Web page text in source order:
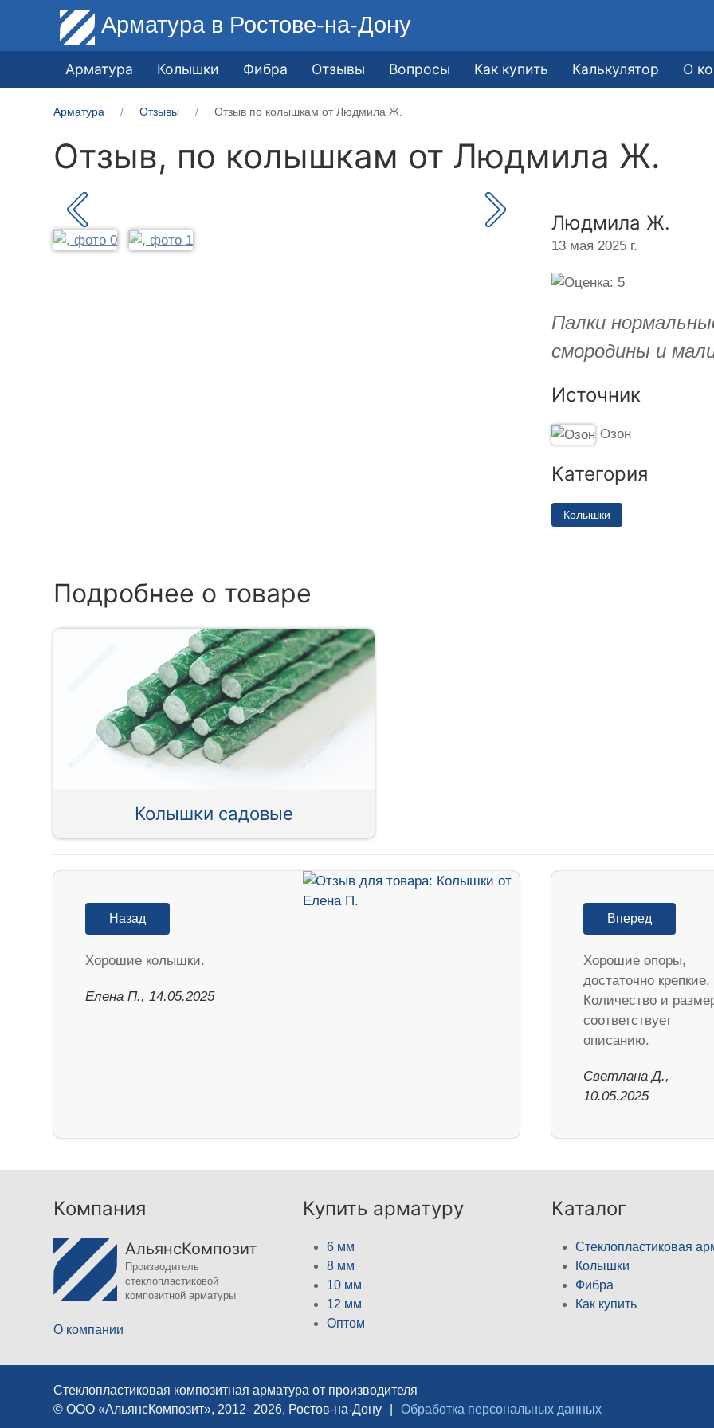
Арматура в Ростове-на-Дону
Арматура Колышки Фибра Отзывы Вопросы Как купить Калькулятор О
Арматура Отзывы Отзыв по колышкам от Людмила Ж.
Отзыв, по колышкам от Людмила Ж.
Людмила Ж.
13 мая 2025 г.
Палки
смородины и
Источник
Озон
Категория
Колышки
Подробнее о товаре
Колышки садовые
Назад
Хорошие колышки.
Елена П., 14.05.2025
Вперед
Хорошие опоры,
достаточно крепкие.
Количество и
соответствует
описанию.
Светлана Д.,
10.05.2025
Компания
АльянсКомпозит
Производитель
стеклопластиковой
композитной арматуры
О компании
Купить арматуру
6 мм
8 мм
10 мм
12 мм
Оптом
Каталог
Стеклопластиковая
Колышки
Фибра
Как купить
Стеклопластиковая композитная арматура от производителя
© ООО «АльянсКомпозит», 2012–2026, Ростов-на-Дону
Обработка персональных данных